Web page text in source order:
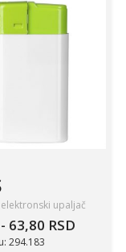
upaljač
63,80 RSD
294.183